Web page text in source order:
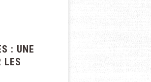
: UNE
LES